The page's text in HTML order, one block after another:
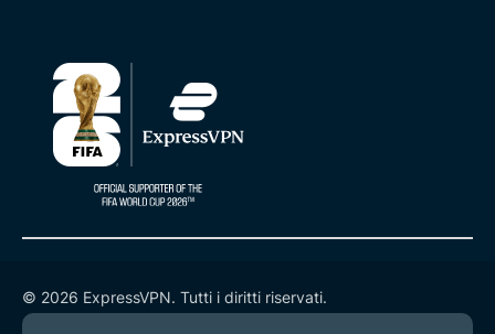
© 2026 ExpressVPN. Tutti i diritti riservati.
Informativa sulla privacy